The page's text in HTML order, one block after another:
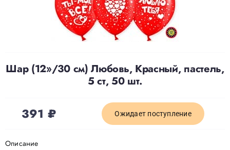
Доставка
Шар (12»/30 см) Любовь, Красный, пастель,
5 ст, 50 шт.
391 ₽ Ожидает поступление
Описание